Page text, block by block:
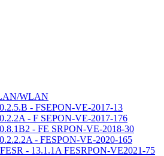
WLAN
- FSEPON-VE-2017-13
- F SEPON-VE-2017-176
- FE SRPON-VE-2018-30
- FESPON-VE-2020-165
- 13.1.1A FESRPON-VE2021-75